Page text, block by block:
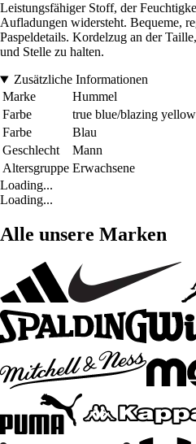
Leistungsfähiger Stoff, der
Aufladungen widersteht. Bequeme,
Paspeldetails. Kordelzug an der
und Stelle zu halten.
Zusätzliche Informationen
Marke
Hummel
Farbe
true blue/blazing yellow
Farbe
Blau
Geschlecht
Mann
Altersgruppe Erwachsene
Loading...
Loading...
Alle unsere Marken